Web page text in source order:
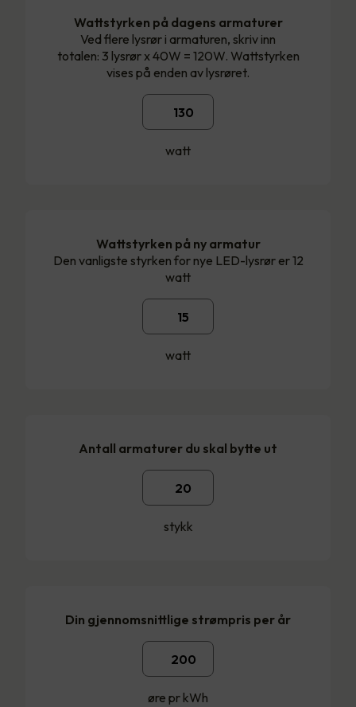
Wattstyrken på dagens armaturer
Ved flere lysrør i armaturen, skriv inn
totalen: 3 lysrør x 40W = 120W. Wattstyrken
vises på enden av lysrøret.
watt
Wattstyrken på ny armatur
Den vanligste styrken for nye LED-lysrør er 12
watt
watt
Antall armaturer du skal bytte ut
stykk
Din gjennomsnittlige strømpris per år
øre pr kWh